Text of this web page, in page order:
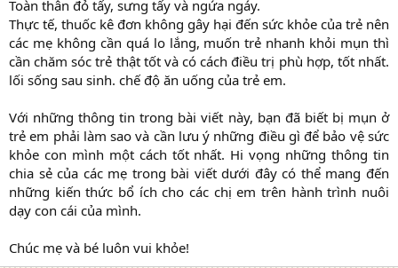
Toàn thân đỏ tấy, sưng tấy và ngứa ngáy.
Thực tế, thuốc kê đơn không gây hại đến sức khỏe của trẻ nên
các mẹ không cần quá lo lắng, muốn trẻ nhanh khỏi mụn thì
cần chăm sóc trẻ thật tốt và có cách điều trị phù hợp, tốt nhất.
lối sống sau sinh. chế độ ăn uống của trẻ em.
Với những thông tin trong bài viết này, bạn đã biết bị mụn ở
trẻ em phải làm sao và cần lưu ý những điều gì để bảo vệ sức
khỏe con mình một cách tốt nhất. Hi vọng những thông tin
chia sẻ của các mẹ trong bài viết dưới đây có thể mang đến
những kiến thức bổ ích cho các chị em trên hành trình nuôi
dạy con cái của mình.
Chúc mẹ và bé luôn vui khỏe!​